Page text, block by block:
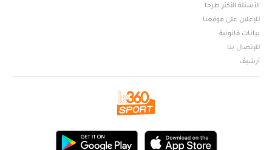
الأسئلة الأكثر طرحا
للإعلان على موقعنا
بيانات قانونية
للإتصال بنا
أرشيف